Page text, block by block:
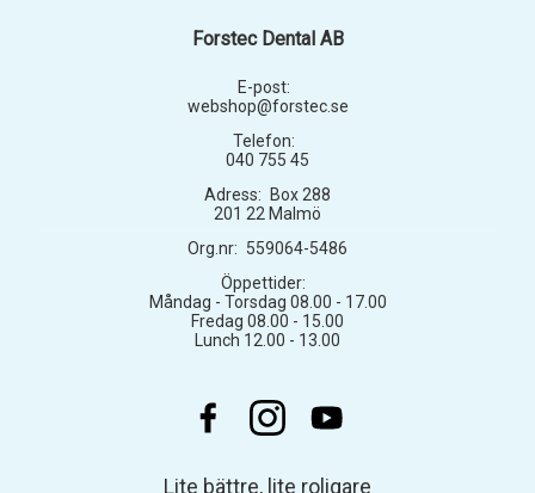
Lite bättre, lite roligare
Forstec Dental AB
E-post:
webshop@forstec.se
Telefon:
040 755 45
Adress:
Box 288
201 22 Malmö
Org.nr: 559064-5486
Öppettider:
Måndag - Torsdag 08.00 - 17.00
Fredag 08.00 - 15.00
Lunch 12.00 - 13.00